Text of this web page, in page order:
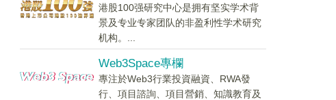
港股100强研究中心是拥有坚实学术背
景及专业专家团队的非盈利性学术研究
机构。...
Web3Space專欄
專注於Web3行業投資融資、RWA發
行、項目諮詢、項目營銷、知識教育及